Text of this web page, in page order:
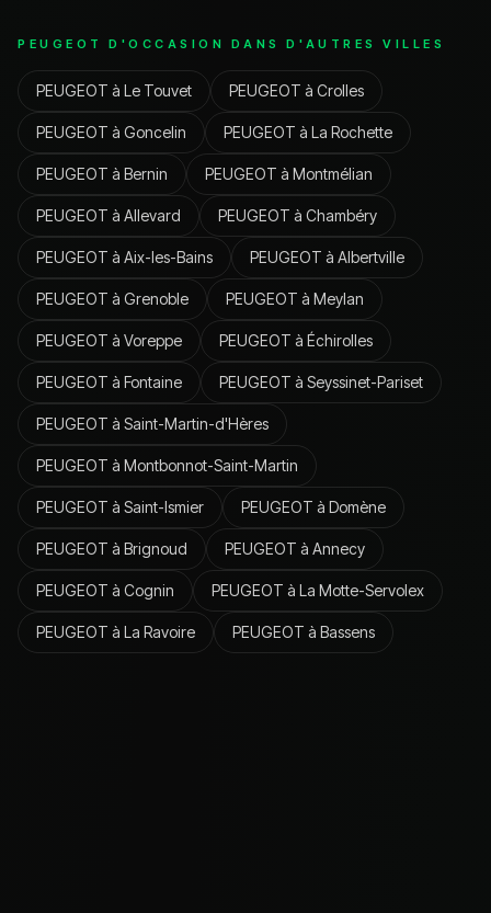
PEUGEOT D'OCCASION DANS D'AUTRES VILLES
PEUGEOT à Le Touvet PEUGEOT à Crolles
PEUGEOT à Goncelin PEUGEOT à La Rochette
PEUGEOT à Bernin PEUGEOT à Montmélian
PEUGEOT à Allevard PEUGEOT à Chambéry
PEUGEOT à Aix-les-Bains PEUGEOT à Albertville
PEUGEOT à Grenoble PEUGEOT à Meylan
PEUGEOT à Voreppe PEUGEOT à Échirolles
PEUGEOT à Fontaine PEUGEOT à Seyssinet-Pariset
PEUGEOT à Saint-Martin-d'Hères
PEUGEOT à Montbonnot-Saint-Martin
PEUGEOT à Saint-Ismier PEUGEOT à Domène
PEUGEOT à Brignoud PEUGEOT à Annecy
PEUGEOT à Cognin PEUGEOT à La Motte-Servolex
PEUGEOT à La Ravoire PEUGEOT à Bassens